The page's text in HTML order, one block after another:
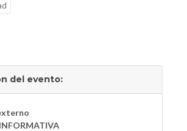
del evento: